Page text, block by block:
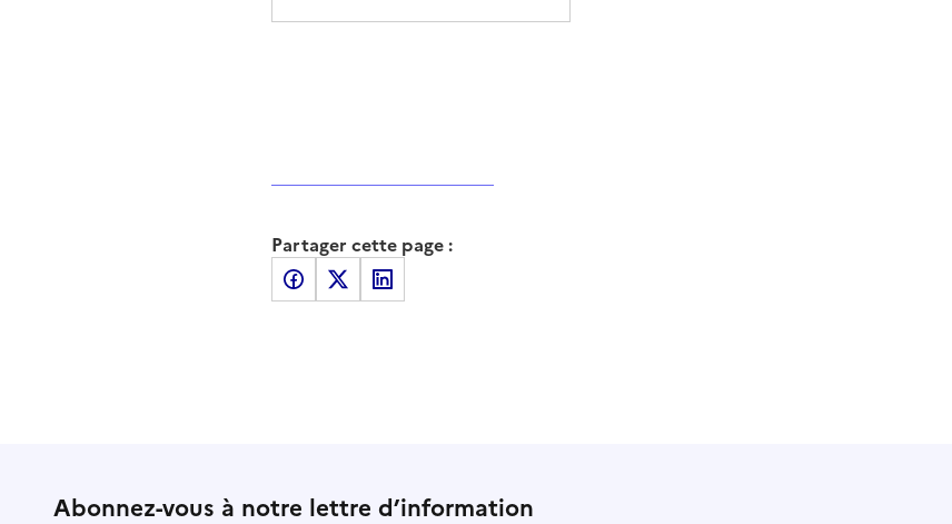
Partager cette page :
Partager sur Facebook
Partager sur XPartager sur LinkedIn
Abonnez-vous à notre lettre d’information